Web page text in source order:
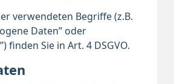
verwendeten Begriffe (z.B.
Daten” oder
finden Sie in Art. 4 DSGVO.